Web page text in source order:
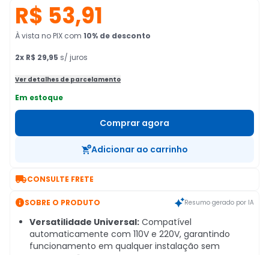
R$ 53,91
À vista no PIX com 10% de desconto
2x R$ 29,95 s/ juros
Ver detalhes de parcelamento
Em estoque
Comprar agora
Adicionar ao carrinho
CONSULTE FRETE
SOBRE O PRODUTO Resumo gerado por IA
Versatilidade Universal: Compatível
automaticamente com 110V e 220V, garantindo
funcionamento em qualquer instalação sem